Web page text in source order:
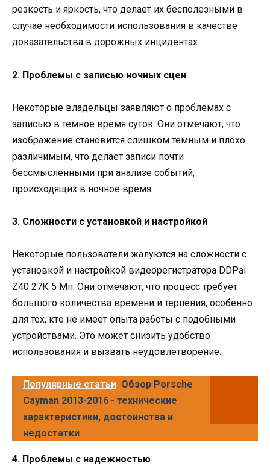
резкость и яркость, что делает их бесполезными в
случае необходимости использования в качестве
доказательства в дорожных инцидентах.
2. Проблемы с записью ночных сцен
Некоторые владельцы заявляют о проблемах с
записью в темное время суток. Они отмечают, что
изображение становится слишком темным и плохо
различимым, что делает записи почти
бессмысленными при анализе событий,
происходящих в ночное время.
3. Сложности с установкой и настройкой
Некоторые пользователи жалуются на сложности с
установкой и настройкой видеорегистратора DDPai
Z40 27К 5 Мп. Они отмечают, что процесс требует
большого количества времени и терпения, особенно
для тех, кто не имеет опыта работы с подобными
устройствами. Это может снизить удобство
использования и вызвать неудовлетворение.
Популярные статьи Обзор Porsche
Cayman 2013-2016 - технические
характеристики, достоинства и
недостатки
4. Проблемы с надежностью